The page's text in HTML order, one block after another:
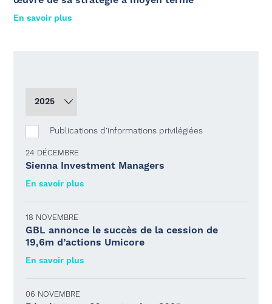
En savoir plus
Publications d’informations privilégiées
24 DÉCEMBRE
Sienna Investment Managers
En savoir plus
18 NOVEMBRE
GBL annonce le succès de la cession de
19,6m d’actions Umicore
En savoir plus
06 NOVEMBRE